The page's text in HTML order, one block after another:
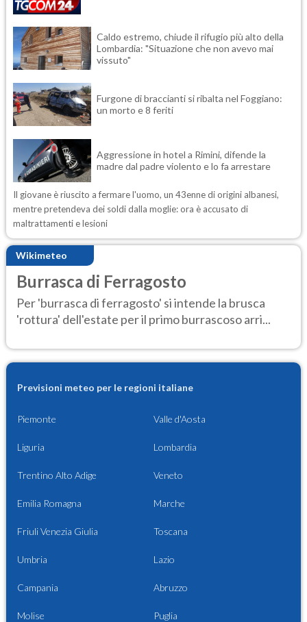
Caldo estremo, chiude il rifugio più alto della
Lombardia: "Situazione che non avevo mai
vissuto"
Furgone di braccianti si ribalta nel Foggiano:
un morto e 8 feriti
Aggressione in hotel a Rimini, difende la
madre dal padre violento e lo fa arrestare
Il giovane è riuscito a fermare l'uomo, un 43enne di origini albanesi,
mentre pretendeva dei soldi dalla moglie: ora è accusato di
maltrattamenti e lesioni
Wikimeteo
Burrasca di Ferragosto
Per 'burrasca di ferragosto' si intende la brusca
'rottura' dell'estate per il primo burrascoso arri...
Previsioni meteo per le regioni italiane
Piemonte Valle d'Aosta
Liguria Lombardia
Trentino Alto Adige Veneto
Emilia Romagna Marche
Friuli Venezia Giulia Toscana
Umbria Lazio
Campania Abruzzo
Molise Puglia